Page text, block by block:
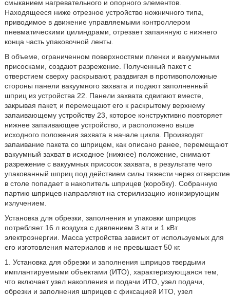
смыканием нагревательного и опорного элементов.
Находящееся ниже отрезное устройство ножничного типа,
приводимое в движение управляемыми контроллером
пневматическими цилиндрами, отрезает запаянную с нижнего
конца часть упаковочной ленты.
В объеме, ограниченном поверхностями пленки и вакуумными
присосками, создают разрежение. Полученный пакет с
отверстием сверху раскрывают, раздвигая в противоположные
стороны панели вакуумного захвата и подают заполненный
шприц из устройства 22. Панели захвата сдвигают вместе,
закрывая пакет, и перемещают его к раскрытому верхнему
запаивающему устройству 23, которое конструктивно повторяет
нижнее запаивающее устройство, и расположено выше
исходного положения захвата в начале цикла. Производят
запаивание пакета со шприцем, как описано ранее, перемещают
вакуумный захват в исходное (нижнее) положение, снимают
разрежение с вакуумных присосок захвата, в результате чего
упакованный шприц под действием силы тяжести через отверстие
в столе попадает в накопитель шприцев (коробку). Собранную
партию шприцев направляют на стерилизацию ионизирующим
излучением.
Установка для обрезки, заполнения и упаковки шприцов
потребляет 16 л воздуха с давлением 3 ати и 1 кВт
электроэнергии. Масса устройства зависит от используемых для
его изготовления материалов и не превышает 50 кг.
1. Установка для обрезки и заполнения шприцов твердыми
имплантируемыми объектами (ИТО), характеризующаяся тем,
что включает узел накопления и подачи ИТО, узел подачи,
обрезки и заполнения шприцев с фиксацией ИТО, узел